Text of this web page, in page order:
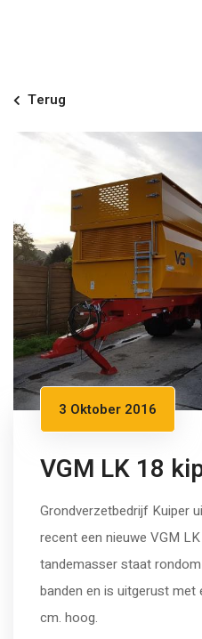
Terug
3 Oktober 2016
VGM LK 18
Grondverzetbedrijf Kuiper
recent een nieuwe VGM
tandemasser staat
banden en is uitgerust met
cm. hoog.